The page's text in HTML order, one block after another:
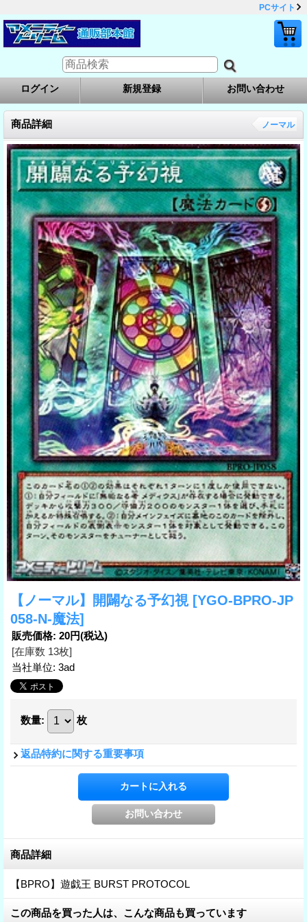
PCサイト
ログイン 新規登録 お問い合わせ
商品詳細 ノーマル
【ノーマル】開闢なる予幻視 [YGO-BPRO-JP
058-N-魔法]
販売価格: 20円(税込)
[在庫数 13枚]
当社単位: 3ad
数量: 枚
返品特約に関する重要事項
商品詳細
【BPRO】遊戯王 BURST PROTOCOL
この商品を買った人は、こんな商品も買っています